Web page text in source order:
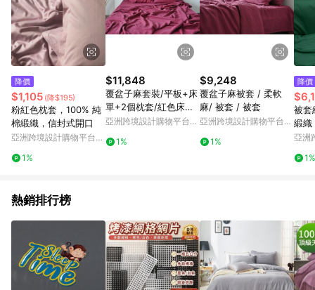
顏色、價位、贈品如與 Pinkoi 商品資訊頁及購物車不符，以
Pinkoi 購物商品資訊頁及購物車標示為準。 10. 點數紅包使用規
則請以點數紅包活動說明為準。 11. 若於 LINE 購物前往 Pinkoi
頁面後才首次下載 Pinkoi APP 並完成訂單，不符合導購資格；承
上，首次下載 Pinkoi APP 後，需透過 LINE 購物前往 Pinkoi 頁
降價
$1,105 (降$195)
粉紅色枕套，100% 純
棉緞織，信封式開口
亞洲跨境設計購物平台
1%
$11,848
覆盆子麻套裝/平板+床
單+2個枕套/紅色床上
用品
亞洲跨境設計購物平台
1%
$9,248
覆盆子麻被套 / 柔軟
麻/ 被套 / 被套
亞洲跨境設計購物平台
1%
降價
被套
緞織
亞洲
1%
熱銷排行榜